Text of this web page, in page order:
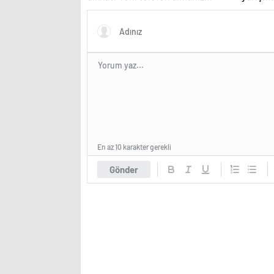
gerekebilir
ediyor
Gönder
En az 10 karakter gerekli